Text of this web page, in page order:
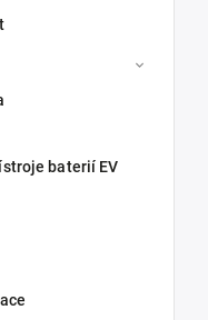
baterií EV